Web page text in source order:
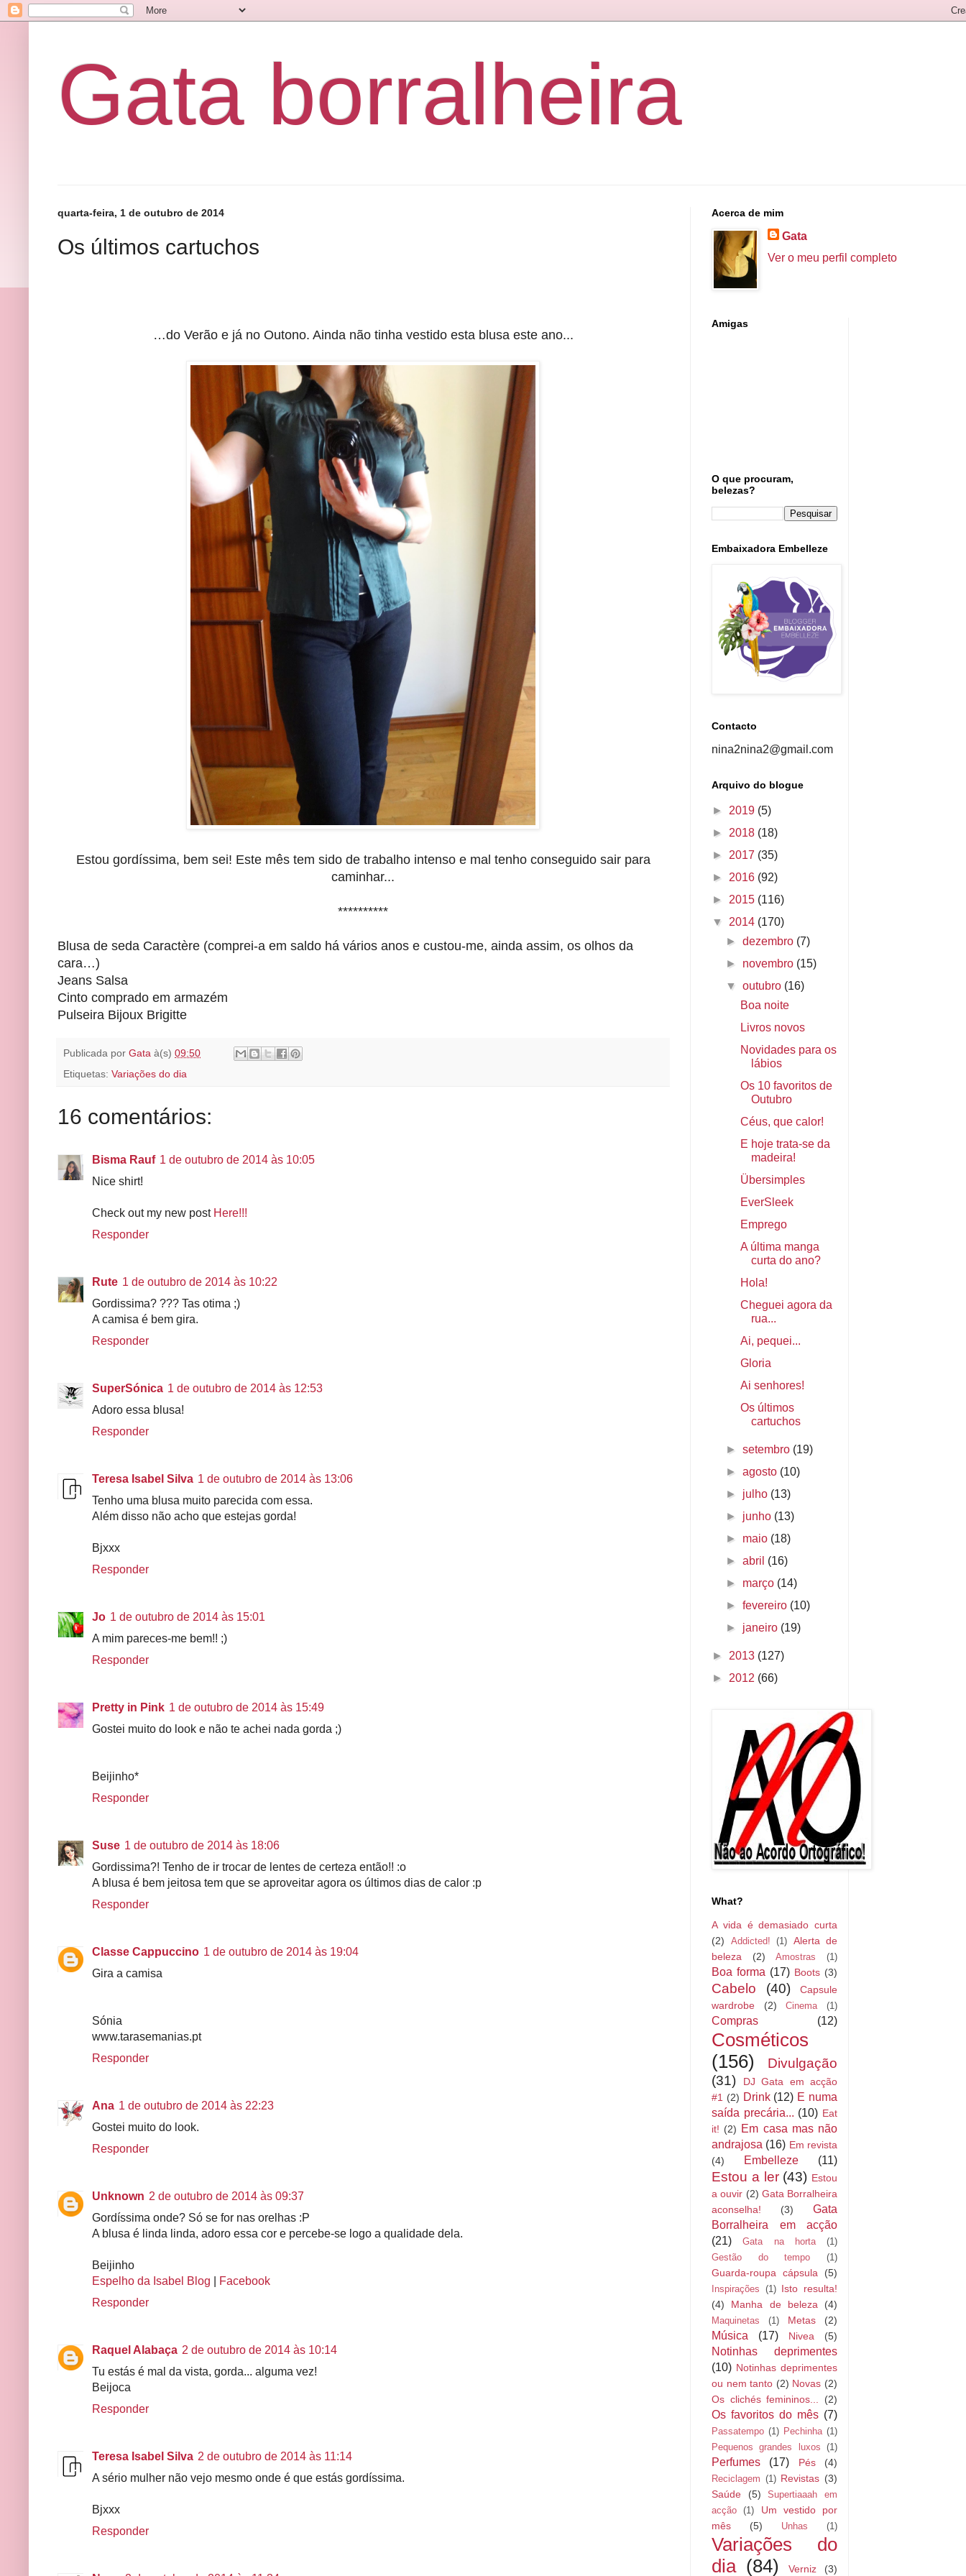
Gata borralheira
quarta-feira, 1 de outubro de 2014
Os últimos cartuchos
…do Verão e já no Outono. Ainda não tinha vestido esta blusa este ano...
Estou gordíssima, bem sei! Este mês tem sido de trabalho intenso e mal tenho conseguido sair para
caminhar...
**********
Blusa de seda Caractère (comprei-a em saldo há vários anos e custou-me, ainda assim, os olhos da
cara…)
Jeans Salsa
Cinto comprado em armazém
Pulseira Bijoux Brigitte
Publicada por Gata à(s) 09:50
Etiquetas: Variações do dia
16 comentários:
Bisma Rauf 1 de outubro de 2014 às 10:05
Nice shirt!
Check out my new post Here!!!
Responder
Rute 1 de outubro de 2014 às 10:22
Gordissima? ??? Tas otima ;)
A camisa é bem gira.
Responder
SuperSónica 1 de outubro de 2014 às 12:53
Adoro essa blusa!
Responder
Teresa Isabel Silva 1 de outubro de 2014 às 13:06
Tenho uma blusa muito parecida com essa.
Além disso não acho que estejas gorda!
Bjxxx
Responder
Jo 1 de outubro de 2014 às 15:01
A mim pareces-me bem!! ;)
Responder
Pretty in Pink 1 de outubro de 2014 às 15:49
Gostei muito do look e não te achei nada gorda ;)
Beijinho*
Responder
Suse 1 de outubro de 2014 às 18:06
Gordissima?! Tenho de ir trocar de lentes de certeza então!! :o
A blusa é bem jeitosa tem que se aproveitar agora os últimos dias de calor :p
Responder
Classe Cappuccino 1 de outubro de 2014 às 19:04
Gira a camisa
Sónia
www.tarasemanias.pt
Responder
Ana 1 de outubro de 2014 às 22:23
Gostei muito do look.
Responder
Unknown 2 de outubro de 2014 às 09:37
Gordíssima onde? Só se for nas orelhas :P
A blusa é linda linda, adoro essa cor e percebe-se logo a qualidade dela.
Beijinho
Espelho da Isabel Blog
Facebook
Responder
Raquel Alabaça 2 de outubro de 2014 às 10:14
Tu estás é mal da vista, gorda... alguma vez!
Beijoca
Responder
Teresa Isabel Silva 2 de outubro de 2014 às 11:14
A sério mulher não vejo mesmo onde é que estás gordíssima.
Bjxxx
Responder
Acerca de mim
Gata
Ver o meu perfil completo
Amigas
O que procuram,
belezas?
Embaixadora Embelleze
Contacto
nina2nina2@gmail.com
Arquivo do blogue
► 2019 (5)
► 2018 (18)
► 2017 (35)
► 2016 (92)
► 2015 (116)
▼ 2014 (170)
►dezembro (7)
► novembro (15)
▼outubro (16)
Boa noite
Livros novos
Novidades para os
lábios
Os 10 favoritos de
Outubro
Céus, que calor!
E hoje trata-se da
madeira!
Übersimples
EverSleek
Emprego
A última manga
curta do ano?
Hola!
Cheguei agora da
rua...
Ai, pequei...
Gloria
Ai senhores!
Os últimos
cartuchos
►setembro (19)
►agosto (10)
► julho (13)
► junho (13)
► maio (18)
►abril (16)
► março (14)
►fevereiro (10)
► janeiro (19)
► 2013 (127)
► 2012 (66)
What?
A vida é demasiado curta
(2)
Addicted! (1) Alerta de
beleza
(2) Amostras (1)
Boa forma (17) Boots (3)
Cabelo (40)
Capsule
wardrobe
(2) Cinema (1)
Compras (12)
Cosméticos
(156)
Divulgação
(31)
DJ Gata em acção
#1 (2) Drink (12) E numa
saída precária... (10) Eat
it! (2) Em casa mas não
andrajosa (16) Em revista
(4)
Embelleze (11)
Estou a ler (43) Estou
a ouvir (2) Gata Borralheira
aconselha!
(3)
Gata
Borralheira em acção
(21)
Gata na horta
(1)
Gestão do tempo
(1)
Guarda-roupa cápsula (5)
Inspirações (1) Isto resulta!
(4)
Manha de beleza (4)
Maquinetas (1) Metas (2)
Música (17) Nivea (5)
Notinhas deprimentes
(10) Notinhas deprimentes
ou nem tanto (2) Novas (2)
Os clichés femininos...
(2)
Os favoritos do mês (7)
Passatempo (1) Pechinha (1)
Pequenos grandes luxos
(1)
Perfumes (17) Pés (4)
Reciclagem (1) Revistas (3)
Saúde
(5)
Supertiaaah em
acção
(1)
Um vestido por
mês
(5) Unhas (1)
Variações do
dia (84) Verniz (3)